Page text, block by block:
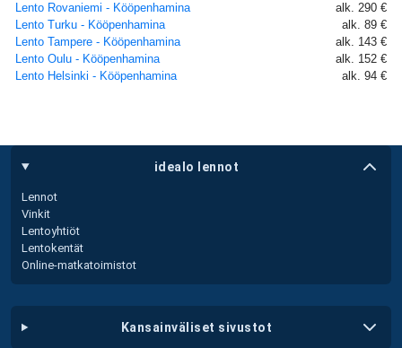
Lento Rovaniemi - Kööpenhamina
alk. 290 €
Lento Turku - Kööpenhamina
alk. 89 €
Lento Tampere - Kööpenhamina
alk. 143 €
Lento Oulu - Kööpenhamina
alk. 152 €
Lento Helsinki - Kööpenhamina
alk. 94 €
idealo lennot
Lennot
Vinkit
Lentoyhtiöt
Lentokentät
Online-matkatoimistot
kansainväliset sivustot